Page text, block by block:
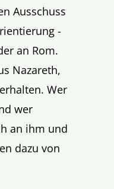
Ausschuss
-
an Rom.
Nazareth,
Wer
wer
an ihm und
dazu von